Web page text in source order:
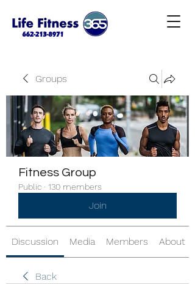
Groups
Fitness Group
Public · 130 members
Join
Discussion Media Members About
Back